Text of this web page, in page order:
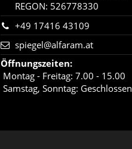
REGON: 526778330
+49 17416 43109
spiegel@alfaram.at
Öffnungszeiten:
Montag - Freitag: 7.00 - 15.00
Samstag, Sonntag: Geschlossen